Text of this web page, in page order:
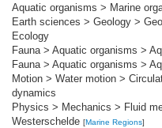
Aquatic organisms > Marine
Earth sciences > Geology >
Ecology
Fauna > Aquatic organisms >
Fauna > Aquatic organisms >
Motion > Water motion >
dynamics
Physics > Mechanics > Fluid
Westerschelde [Marine Regions]